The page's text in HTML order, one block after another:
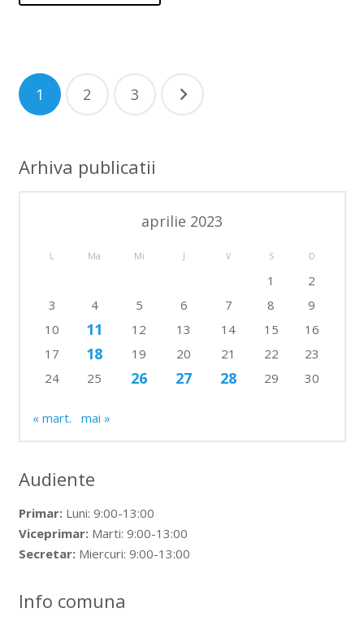
Paginație
articole
1 2 3
Arhiva publicatii
aprilie 2023
L Ma Mi J V S D
1
2
3
4 5 6 7 8
9
10
11 12 13 14 15
16
17
18 19 20 21 22
23
24
25 26 27 28 29 30
« mart. mai »
Audiente
Primar:Luni: 9:00-13:00
Viceprimar:Marti: 9:00-13:00
Secretar:Miercuri: 9:00-13:00
Info comuna